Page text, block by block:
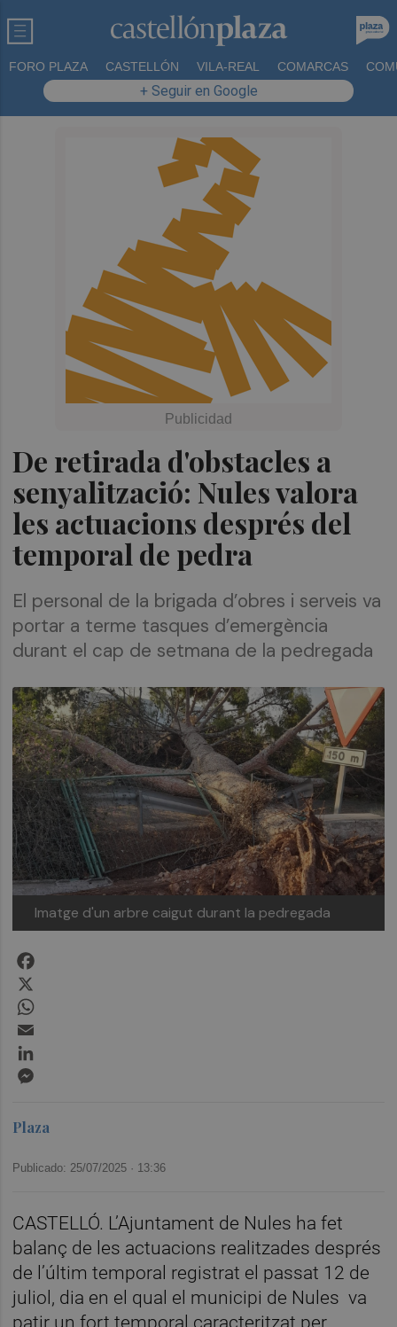
FORO PLAZA CASTELLÓN VILA-REAL COMARCAS
+ Seguir en Google
De retirada d'obstacles a
senyalització: Nules valora
les actuacions després del
temporal de pedra
El personal de la brigada d’obres i serveis va
portar a terme tasques d’emergència
durant el cap de setmana de la pedregada
Imatge d'un arbre caigut durant la pedregada
Plaza
Publicado: 25/07/2025 · 13:36
CASTELLÓ. L’Ajuntament de Nules ha fet
balanç de les actuacions realitzades després
de l’últim temporal registrat el passat 12 de
juliol, dia en el qual el municipi de Nules va
patir un fort temporal caracteritzat per